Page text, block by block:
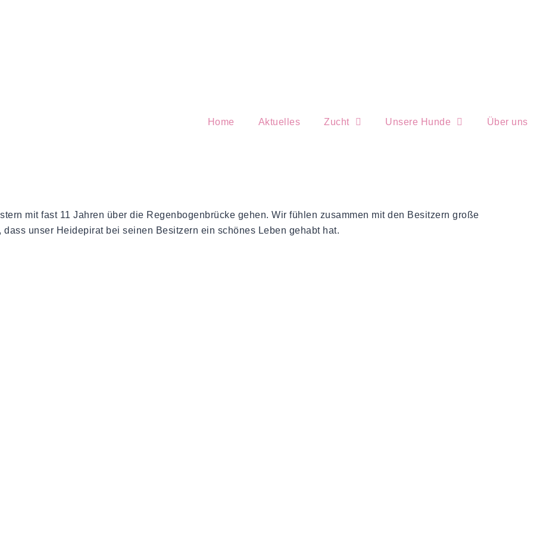
Home Aktuelles Zucht Unsere Hunde Über uns
mit fast 11 Jahren über die Regenbogenbrücke gehen. Wir fühlen zusammen mit den Besitzern große
unser Heidepirat bei seinen Besitzern ein schönes Leben gehabt hat.